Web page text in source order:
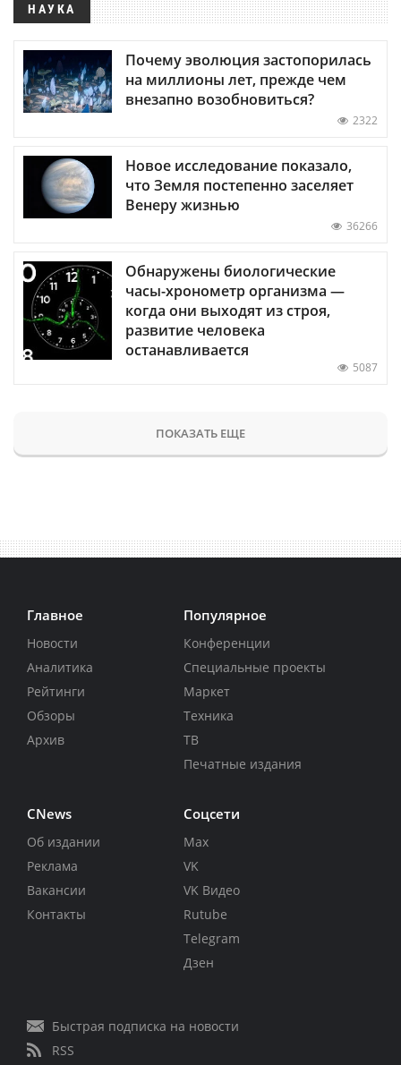
НАУКА
Почему эволюция застопорилась
на миллионы лет, прежде чем
внезапно возобновиться?
2322
Новое исследование показало,
что Земля постепенно заселяет
Венеру жизнью
36266
Обнаружены биологические
часы-хронометр организма —
когда они выходят из строя,
развитие человека
останавливается
5087
ПОКАЗАТЬ ЕЩЕ
Главное
Новости
Аналитика
Рейтинги
Обзоры
Архив
Популярное
Конференции
Специальные проекты
Маркет
Техника
ТВ
Печатные издания
CNews
Об издании
Реклама
Вакансии
Контакты
Соцсети
Max
VK
VK Видео
Rutube
Telegram
Дзен
Быстрая подписка на новости
RSS